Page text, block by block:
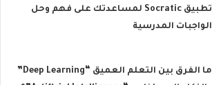
تطبيق Socratic لمساعدتك على فهم وحل
الواجبات المدرسية
ما الفرق بين التعلم العميق “Deep Learning”